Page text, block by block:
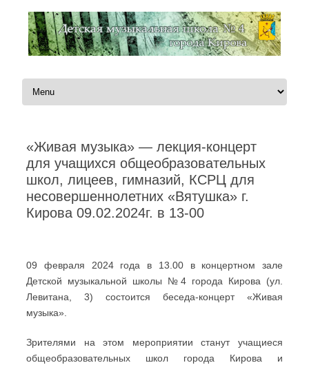
Перейти к содержимому
«Живая музыка» — лекция-концерт
для учащихся общеобразовательных
школ, лицеев, гимназий, КСРЦ для
несовершеннолетних «Вятушка» г.
Кирова 09.02.2024г. в 13-00
09 февраля 2024 года в 13.00 в концертном зале
Детской музыкальной школы №4 города Кирова (ул.
Левитана, 3) состоится беседа-концерт «Живая
музыка».
Зрителями на этом мероприятии станут учащиеся
общеобразовательных школ города Кирова и